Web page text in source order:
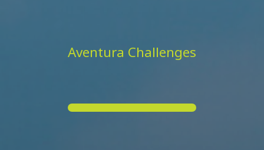
Aventura Challenges